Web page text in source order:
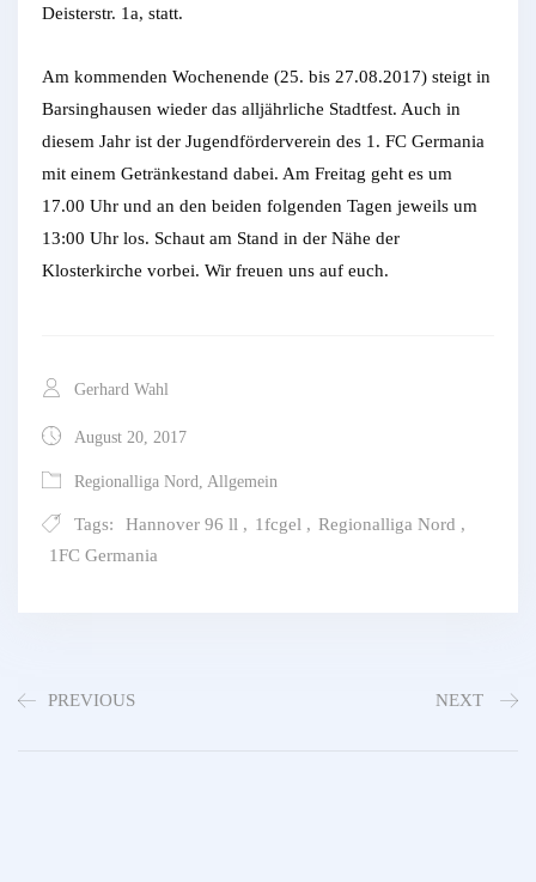
Deisterstr. 1a, statt.
Am kommenden Wochenende (25. bis 27.08.2017) steigt in
Barsinghausen wieder das alljährliche Stadtfest. Auch in
diesem Jahr ist der Jugendförderverein des 1. FC Germania
mit einem Getränkestand dabei. Am Freitag geht es um
17.00 Uhr und an den beiden folgenden Tagen jeweils um
13:00 Uhr los. Schaut am Stand in der Nähe der
Klosterkirche vorbei. Wir freuen uns auf euch.
Gerhard Wahl
August 20, 2017
Regionalliga Nord, Allgemein
Tags: Hannover 96 ll , 1fcgel , Regionalliga Nord ,
1FC Germania
PREVIOUS NEXT